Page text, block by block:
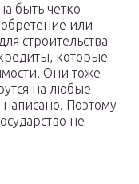
быть четко
или
строительства
которые
Они тоже
на любые
Поэтому
не